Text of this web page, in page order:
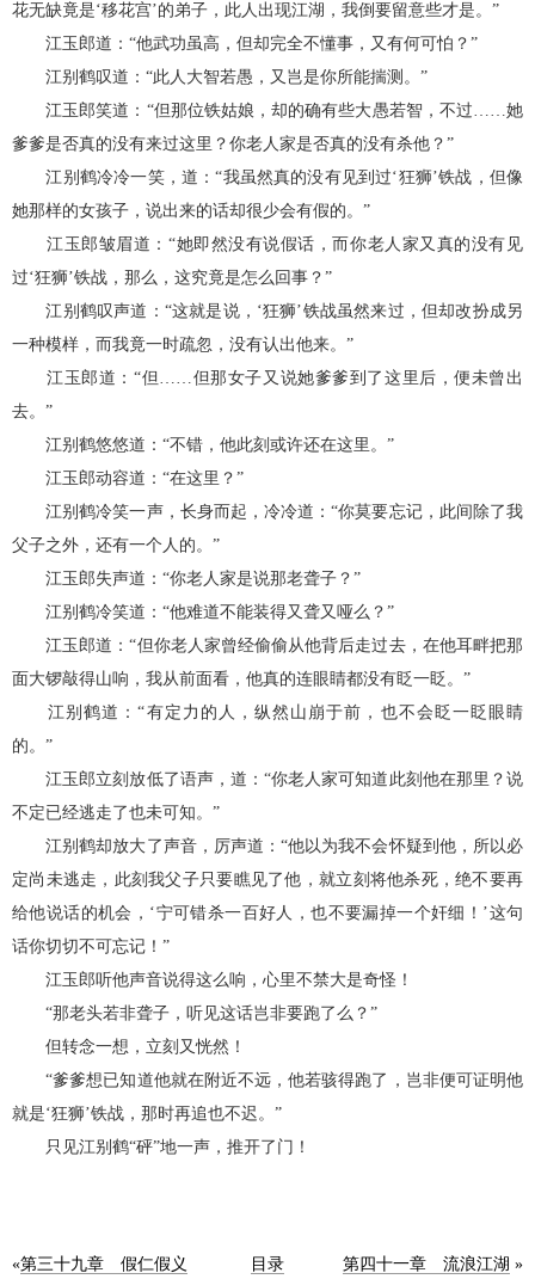
花无缺竟是‘移花宫’的弟子，此人出现江湖，我倒要留意些才是。”
江玉郎道：“他武功虽高，但却完全不懂事，又有何可怕？”
江别鹤叹道：“此人大智若愚，又岂是你所能揣测。”
江玉郎笑道：“但那位铁姑娘，却的确有些大愚若智，不过……她
爹爹是否真的没有来过这里？你老人家是否真的没有杀他？”
江别鹤冷冷一笑，道：“我虽然真的没有见到过‘狂狮’铁战，但像
她那样的女孩子，说出来的话却很少会有假的。”
江玉郎皱眉道：“她即然没有说假话，而你老人家又真的没有见
过‘狂狮’铁战，那么，这究竟是怎么回事？”
江别鹤叹声道：“这就是说，‘狂狮’铁战虽然来过，但却改扮成另
一种模样，而我竟一时疏忽，没有认出他来。”
江玉郎道：“但……但那女子又说她爹爹到了这里后，便未曾出
去。”
江别鹤悠悠道：“不错，他此刻或许还在这里。”
江玉郎动容道：“在这里？”
江别鹤冷笑一声，长身而起，冷冷道：“你莫要忘记，此间除了我
父子之外，还有一个人的。”
江玉郎失声道：“你老人家是说那老聋子？”
江别鹤冷笑道：“他难道不能装得又聋又哑么？”
江玉郎道：“但你老人家曾经偷偷从他背后走过去，在他耳畔把那
面大锣敲得山响，我从前面看，他真的连眼睛都没有眨一眨。”
江别鹤道：“有定力的人，纵然山崩于前，也不会眨一眨眼睛
的。”
江玉郎立刻放低了语声，道：“你老人家可知道此刻他在那里？说
不定已经逃走了也未可知。”
江别鹤却放大了声音，厉声道：“他以为我不会怀疑到他，所以必
定尚未逃走，此刻我父子只要瞧见了他，就立刻将他杀死，绝不要再
给他说话的机会，‘宁可错杀一百好人，也不要漏掉一个奸细！’这句
话你切切不可忘记！”
江玉郎听他声音说得这么响，心里不禁大是奇怪！
“那老头若非聋子，听见这话岂非要跑了么？”
但转念一想，立刻又恍然！
“爹爹想已知道他就在附近不远，他若骇得跑了，岂非便可证明他
就是‘狂狮’铁战，那时再追也不迟。”
只见江别鹤“砰”地一声，推开了门！
«第三十九章 假仁假义 目录 第四十一章 流浪江湖 »